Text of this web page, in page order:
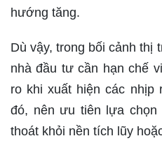
hướng tăng.
Dù vậy, trong bối cảnh thị
nhà đầu tư cần hạn chế
ro khi xuất hiện các nhịp
đó, nên ưu tiên lựa
thoát khỏi nền tích lũy